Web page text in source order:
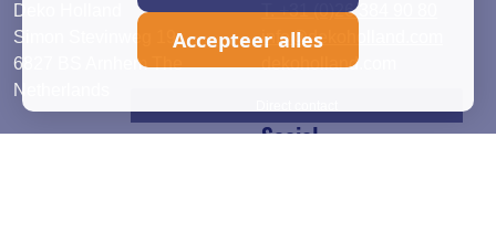
Deko Holland
Simon Stevinweg 19
6827 BS Arnhem The
Netherlands
T. +31 (0)26 384 90 80
info@dekoholland.com
dekoholland.com
Social
Accepteer alles